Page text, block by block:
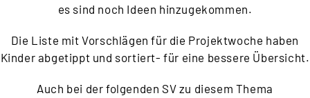
es sind noch Ideen hinzugekommen.
Die Liste mit Vorschlägen für die Projektwoche haben
Kinder abgetippt und sortiert- für eine bessere Übersicht.
Auch bei der folgenden SV zu diesem Thema